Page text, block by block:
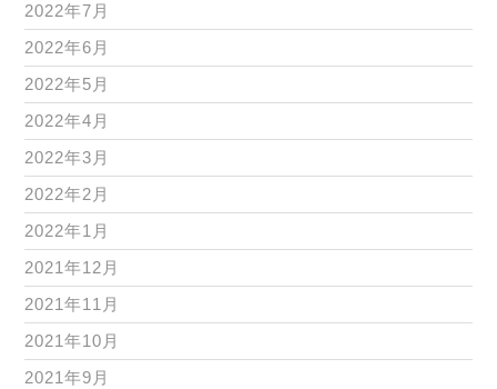
2022年7月
2022年6月
2022年5月
2022年4月
2022年3月
2022年2月
2022年1月
2021年12月
2021年11月
2021年10月
2021年9月